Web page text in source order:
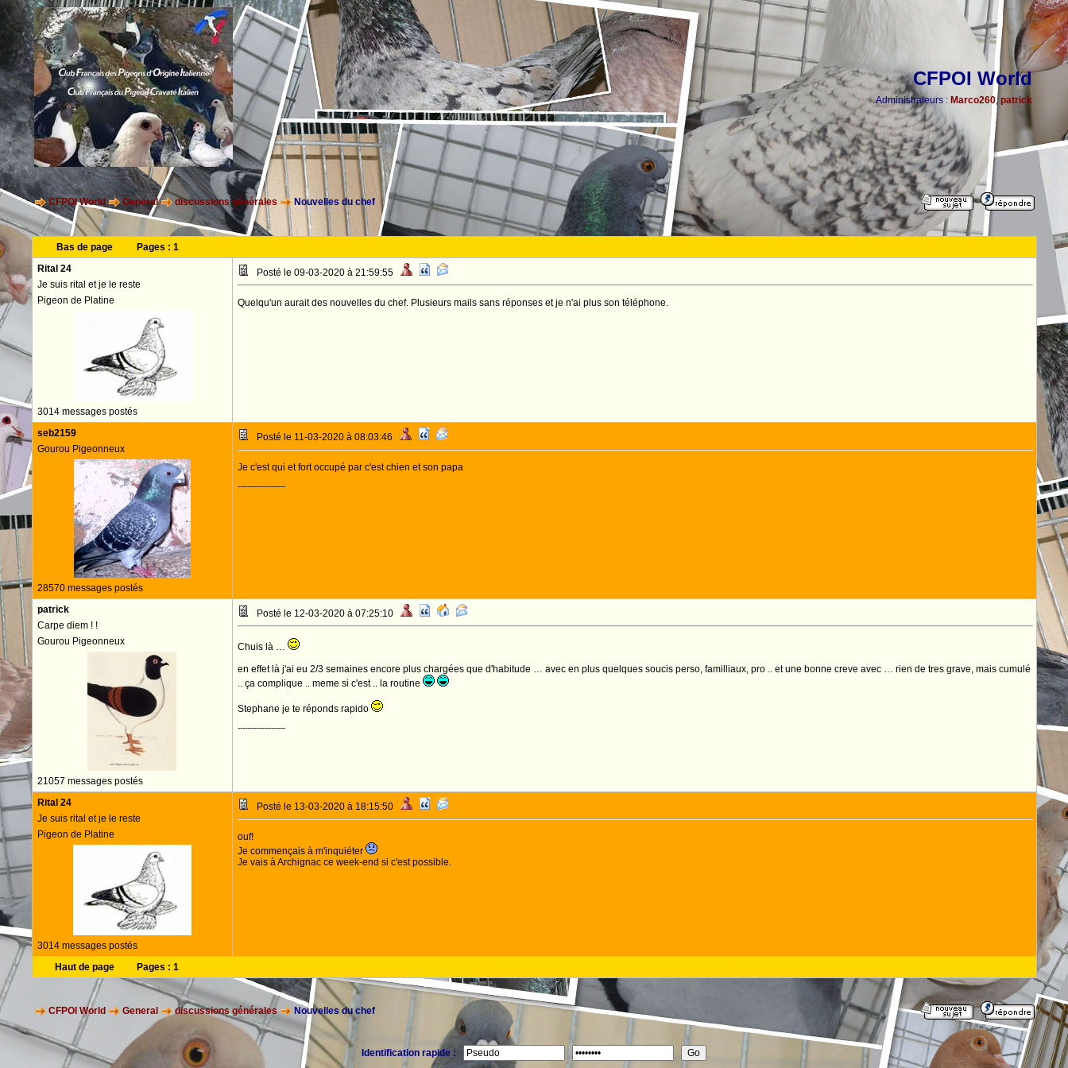
CFPOI World
Administrateurs : Marco260, patrick
CFPOI World General discussions générales Nouvelles du chef
Bas de page Pages : 1
Rital 24
Je suis rital et je le reste
Pigeon de Platine
3014 messages postés
Posté le 09-03-2020 à 21:59:55
Quelqu'un aurait des nouvelles du chef. Plusieurs mails sans réponses et je n'ai plus son téléphone.
seb2159
Gourou Pigeonneux
28570 messages postés
Posté le 11-03-2020 à 08:03:46
Je c'est qui et fort occupé par c'est chien et son papa
--------------------
patrick
Carpe diem ! !
Gourou Pigeonneux
21057 messages postés
Posté le 12-03-2020 à 07:25:10
Chuis là …
en effet là j'ai eu 2/3 semaines encore plus chargées que d'habitude … avec en plus quelques soucis perso, familliaux, pro .. et une bonne creve avec … rien de tres grave, mais cumulé
.. ça complique .. meme si c'est .. la routine
Stephane je te réponds rapido
--------------------
Rital 24
Je suis rital et je le reste
Pigeon de Platine
3014 messages postés
Posté le 13-03-2020 à 18:15:50
ouf!
Je commençais à m'inquiéter
Je vais à Archignac ce week-end si c'est possible.
Haut de page Pages : 1
CFPOI World General discussions générales Nouvelles du chef
Identification rapide :